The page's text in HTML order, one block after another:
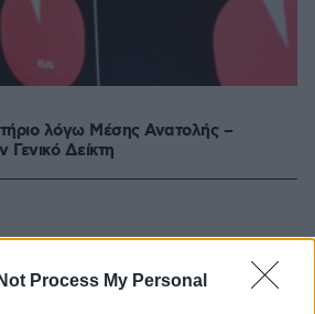
Process My Personal
λόγω Μέσης Ανατολής –
Γενικό Δείκτη
Δημοφιλή Σχολιασμένα